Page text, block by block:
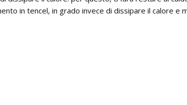
in tencel, in grado invece di dissipare il calore e